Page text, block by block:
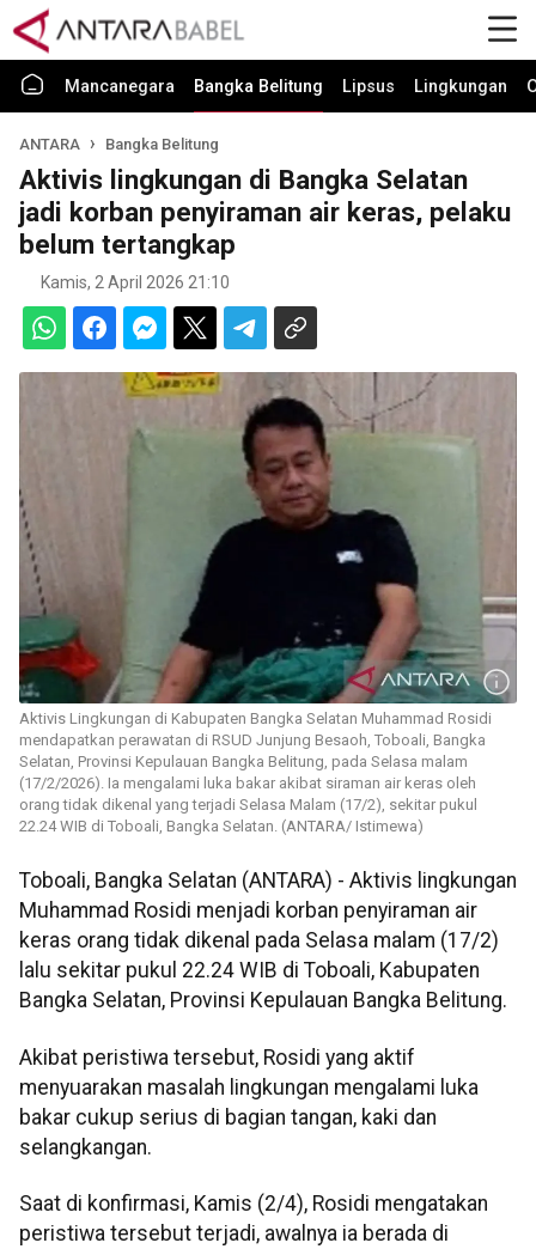
Mancanegara Bangka Belitung Lipsus Lingkungan
ANTARA Bangka Belitung
Aktivis lingkungan di Bangka Selatan
jadi korban penyiraman air keras, pelaku
belum tertangkap
Kamis, 2 April 2026 21:10
Aktivis Lingkungan di Kabupaten Bangka Selatan Muhammad Rosidi
mendapatkan perawatan di RSUD Junjung Besaoh, Toboali, Bangka
Selatan, Provinsi Kepulauan Bangka Belitung, pada Selasa malam
(17/2/2026). Ia mengalami luka bakar akibat siraman air keras oleh
orang tidak dikenal yang terjadi Selasa Malam (17/2), sekitar pukul
22.24 WIB di Toboali, Bangka Selatan. (ANTARA/ Istimewa)
Toboali, Bangka Selatan (ANTARA) - Aktivis lingkungan
Muhammad Rosidi menjadi korban penyiraman air
keras orang tidak dikenal pada Selasa malam (17/2)
lalu sekitar pukul 22.24 WIB di Toboali, Kabupaten
Bangka Selatan, Provinsi Kepulauan Bangka Belitung.
Akibat peristiwa tersebut, Rosidi yang aktif
menyuarakan masalah lingkungan mengalami luka
bakar cukup serius di bagian tangan, kaki dan
selangkangan.
Saat di konfirmasi, Kamis (2/4), Rosidi mengatakan
peristiwa tersebut terjadi, awalnya ia berada di